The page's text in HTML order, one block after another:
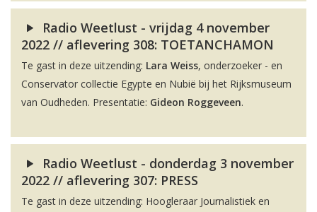
Radio Weetlust - vrijdag 4 november
2022 // aflevering 308: TOETANCHAMON
Te gast in deze uitzending: Lara Weiss, onderzoeker - en
Conservator collectie Egypte en Nubië bij het Rijksmuseum
van Oudheden. Presentatie: Gideon Roggeveen.
Radio Weetlust - donderdag 3 november
2022 // aflevering 307: PRESS
Te gast in deze uitzending: Hoogleraar Journalistiek en